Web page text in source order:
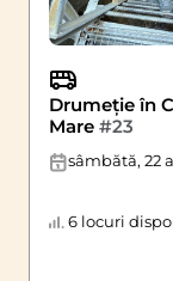
Drumeție în
Mare #23
sâmbătă, 22
6 locuri